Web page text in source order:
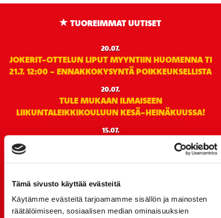
Tämä sivusto käyttää evästeitä
Käytämme evästeitä tarjoamamme sisällön ja mainosten
räätälöimiseen, sosiaalisen median ominaisuuksien
TUOREIMMAT UUTISET
20.07.
JOKERIT-OTTELUN LIPUT MYYNTIIN HUOMENNA TI
21.7. 12:00 - ENNAKKOKYSYNTÄ POIKKEUKSELLISTA
20.07.
TULE MUKAAN ILMAISEEN
LIIKUNTALEIKKIKOULUUN KESÄ-HEINÄKUUSSA!
15.07.
SPORT-ÄSSÄT JA KOKO JOUKKUEEN MEET&GREET
TO 13.8. - LIPUT NYT MYYNNISSÄ
Rinta-Joupin Autoliike jatkaa Sportin
pääyhteistyökumppanina Superkaudella – jatkoa
monikymmenvuotiselle yhteistyölle